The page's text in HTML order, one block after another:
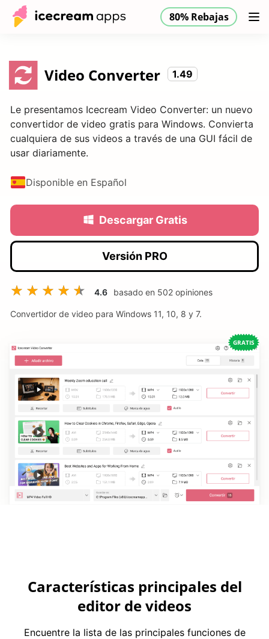
80% Rebajas
Productos Ayuda 80% Rebajas ES
Video Converter 1.49
Le presentamos Icecream Video Converter: un nuevo
convertidor de video gratis para Windows. Convierta
cualquiera de sus videos a través de una GUI fácil de
usar diariamente.
Disponible en Español
Descargar Gratis
Versión PRO
4.6 basado en 502 opiniones
Convertidor de video para Windows 11, 10, 8 y 7.
GRATIS
Características principales del
editor de videos
Encuentre la lista de las principales funciones de